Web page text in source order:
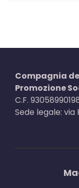
Compagnia
Promozione
C.F.
Sede legale: via